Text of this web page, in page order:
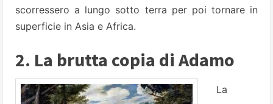
scorressero a lungo sotto terra per poi tornare in
superficie in Asia e Africa.
2. La brutta copia di Adamo
La